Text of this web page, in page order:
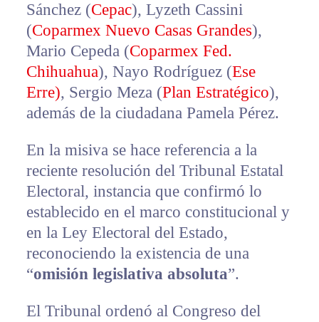
Sánchez (Cepac), Lyzeth Cassini
(Coparmex Nuevo Casas Grandes),
Mario Cepeda (Coparmex Fed.
Chihuahua), Nayo Rodríguez (Ese
Erre), Sergio Meza (Plan Estratégico),
además de la ciudadana Pamela Pérez.
En la misiva se hace referencia a la
reciente resolución del Tribunal Estatal
Electoral, instancia que confirmó lo
establecido en el marco constitucional y
en la Ley Electoral del Estado,
reconociendo la existencia de una
“omisión legislativa absoluta”.
El Tribunal ordenó al Congreso del